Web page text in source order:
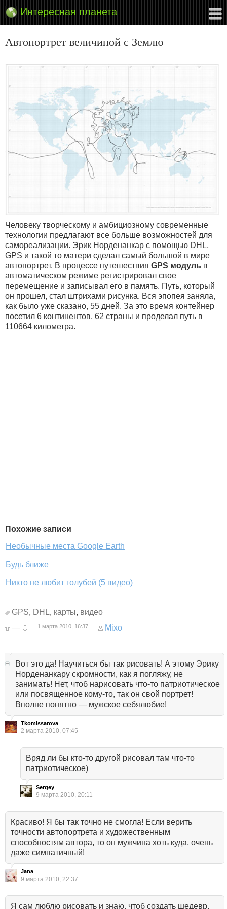
Интересная планета
Автопортрет величиной с Землю
Человеку творческому и амбициозному современные
технологии предлагают все больше возможностей для
самореализации. Эрик Норденанкар с помощью DHL,
GPS и такой то матери сделал самый большой в мире
автопортрет. В процессе путешествия GPS модуль в
автоматическом режиме регистрировал свое
перемещение и записывал его в память. Путь, который
он прошел, стал штрихами рисунка. Вся эпопея заняла,
как было уже сказано, 55 дней. За это время контейнер
посетил 6 континентов, 62 страны и проделал путь в
110664 километра.
Похожие записи
Необычные места Google Earth
Будь ближе
Никто не любит голубей (5 видео)
GPS, DHL, карты, видео
—
1 марта 2010, 16:37 Mixo
Вот это да! Научиться бы так рисовать! А этому Эрику
Норденанкару скромности, как я погляжу, не
занимать! Нет, чтоб нарисовать что-то патриотическое
или посвященное кому-то, так он свой портрет!
Вполне понятно — мужское себялюбие!
Tkomissarova
2 марта 2010, 07:45
Вряд ли бы кто-то другой рисовал там что-то
патриотическое)
Sergey
9 марта 2010, 20:11
Красиво! Я бы так точно не смогла! Если верить
точности автопортрета и художественным
способностям автора, то он мужчина хоть куда, очень
даже симпатичный!
Jana
9 марта 2010, 22:37
Я сам люблю рисовать и знаю, чтоб создать шедевр,